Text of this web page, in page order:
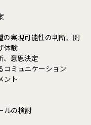
の実現可能性の判断、開
体験
、意思決定
コミュニケーション
ント
ルの検討